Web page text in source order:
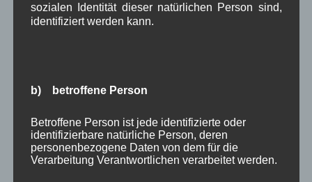
Dorfplatz , Energiewende , Fest G7 ,
Kirche , Kunsthandwerk
Musik , Natur und Umwelt , Ochsenrennen
Schule , Sport ,Tagespflege , Tourismus
sozialen Identität dieser natürlichen Person sind,
identifiziert werden kann.
b) betroffene Person
Betroffene Person ist jede identifizierte oder
identifizierbare natürliche Person, deren
personenbezogene Daten von dem für die
Verarbeitung Verantwortlichen verarbeitet werden.